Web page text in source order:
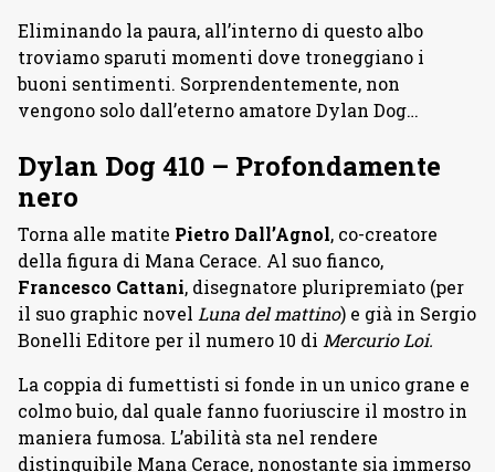
Eliminando la paura, all’interno di questo albo
troviamo sparuti momenti dove troneggiano i
buoni sentimenti. Sorprendentemente, non
vengono solo dall’eterno amatore Dylan Dog…
Dylan Dog 410 – Profondamente
nero
Torna alle matite Pietro Dall’Agnol, co-creatore
della figura di Mana Cerace. Al suo fianco,
Francesco Cattani, disegnatore pluripremiato (per
il suo graphic novel Luna del mattino) e già in Sergio
Bonelli Editore per il numero 10 di Mercurio Loi.
La coppia di fumettisti si fonde in un unico grane e
colmo buio, dal quale fanno fuoriuscire il mostro in
maniera fumosa. L’abilità sta nel rendere
distinguibile Mana Cerace, nonostante sia immerso